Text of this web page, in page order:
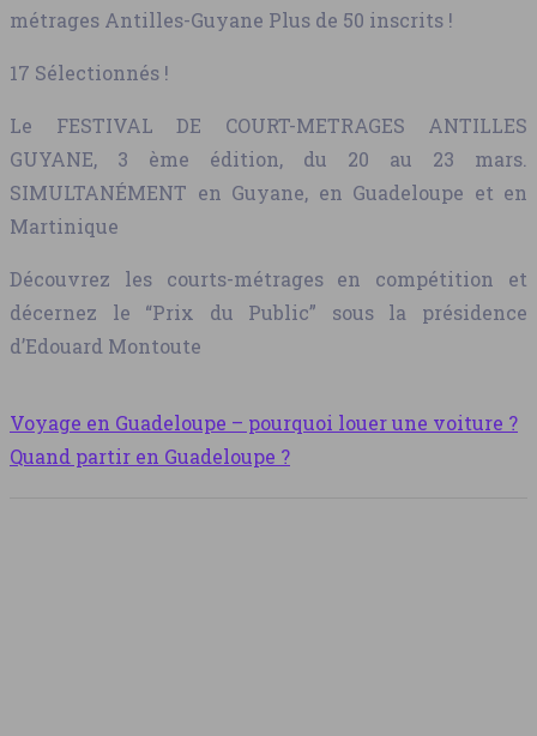
métrages Antilles-Guyane Plus de 50 inscrits !
17 Sélectionnés !
Le FESTIVAL DE COURT-METRAGES ANTILLES
GUYANE, 3 ème édition, du 20 au 23 mars.
SIMULTANÉMENT en Guyane, en Guadeloupe et en
Martinique
Découvrez les courts-métrages en compétition et
décernez le “Prix du Public” sous la présidence
d’Edouard Montoute
Voyage en Guadeloupe – pourquoi louer une voiture ?
Quand partir en Guadeloupe ?